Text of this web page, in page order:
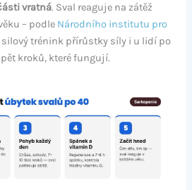
vratná. Sval reaguje na zátěž
– podle Národního institutu pro
silový trénink přírůstky síly i u lidí po
kroků, které fungují.